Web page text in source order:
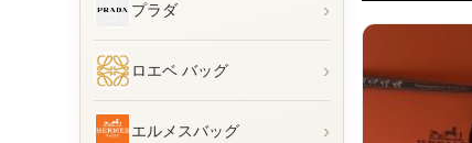
プラダ ›
ロエベ バッグ ›
エルメスバッグ ›